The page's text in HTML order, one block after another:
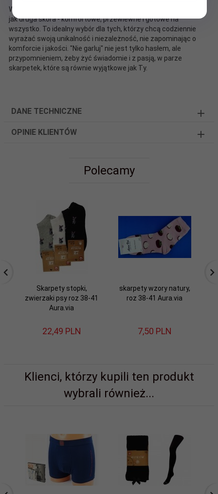
Wykonane z najwyższej jakości bawełny, skarpetki AuraVia są
jak druga skóra - komfortowe, przewiewne i gotowe na
wszystko. To idealny wybór dla tych, którzy chcą codziennie
wyrażać swoją unikalność i niezależność, nie zapominając o
komforcie i jakości. "Nie garluj" nie jest tylko hasłem, ale
przypomnieniem, żeby żyć świadomie i z pasją, w parze
skarpetek, które są równie wyjątkowe jak Ty.
DANE TECHNICZNE
OPINIE KLIENTÓW
Polecamy
Skarpety stopki,
zwierzaki psy roz 38-41
Aura.via
22,49 PLN
skarpety wzory natury,
roz 38-41 Aura.via
7,50 PLN
Klienci, którzy kupili ten produkt
wybrali również...